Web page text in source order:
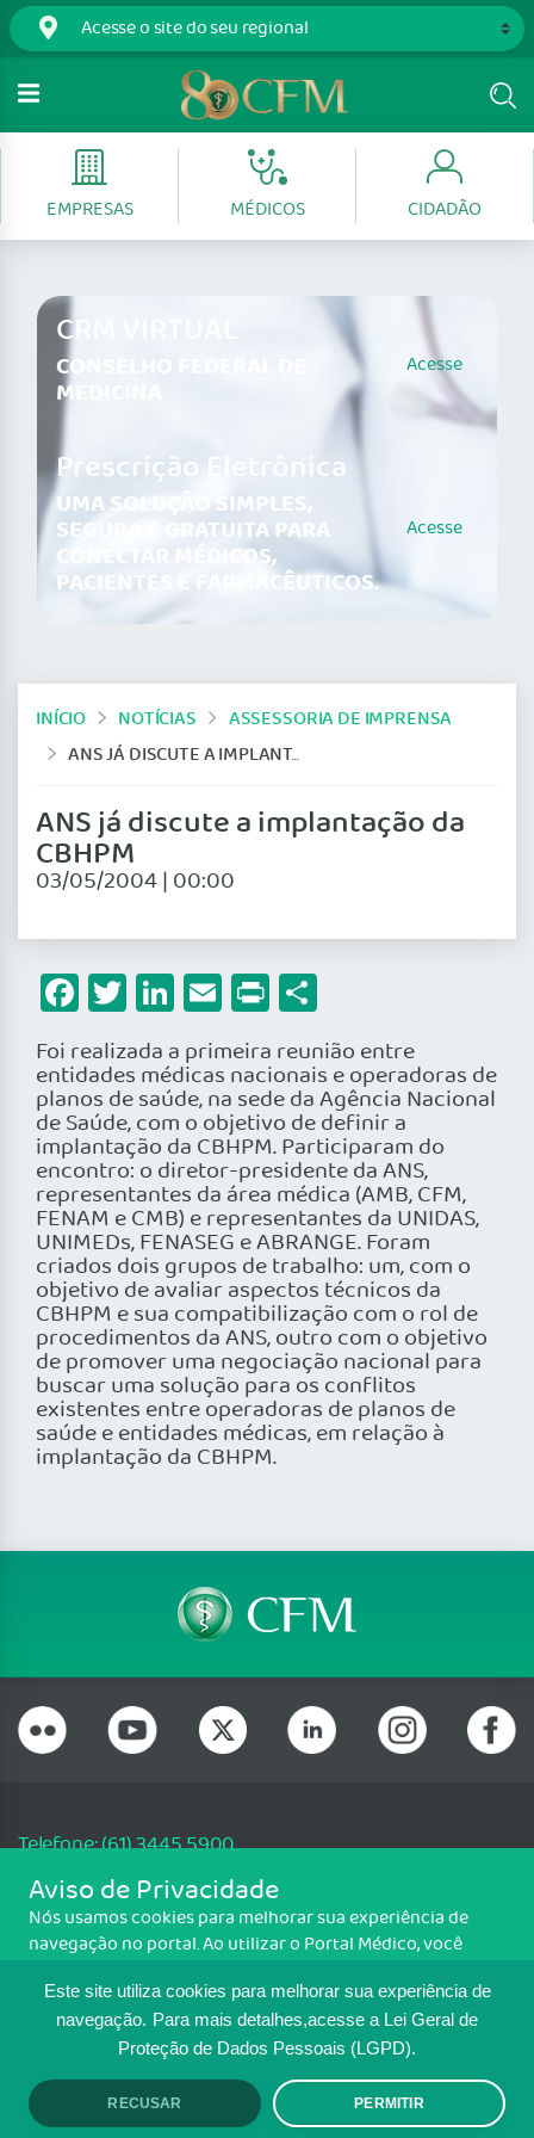
Este site utiliza cookies para melhorar sua experiência de
navegação. Para mais detalhes,acesse a Lei Geral de
Proteção de Dados Pessoais (LGPD).
RECUSAR PERMITIR
EMPRESAS MÉDICOS CIDADÃO
CRM VIRTUAL
CONSELHO FEDERAL DE
MEDICINA
Acesse
Prescrição Eletrônica
UMA SOLUÇÃO SIMPLES,
SEGURA E GRATUITA PARA
CONECTAR MÉDICOS,
PACIENTES E FARMACÊUTICOS.
Acesse
INÍCIO NOTÍCIAS
ASSESSORIA DE IMPRENSA
ANS JÁ DISCUTE A IMPLANTAÇÃO DA CBHPM
ANS já discute a implantação da
CBHPM
03/05/2004 | 00:00
Facebook
Twitter
LinkedIn
Email
Print
Foi realizada a primeira reunião entre
entidades médicas nacionais e operadoras de
planos de saúde, na sede da Agência Nacional
de Saúde, com o objetivo de definir a
implantação da CBHPM. Participaram do
encontro: o diretor-presidente da ANS,
representantes da área médica (AMB, CFM,
FENAM e CMB) e representantes da UNIDAS,
UNIMEDs, FENASEG e ABRANGE. Foram
criados dois grupos de trabalho: um, com o
objetivo de avaliar aspectos técnicos da
CBHPM e sua compatibilização com o rol de
procedimentos da ANS, outro com o objetivo
de promover uma negociação nacional para
buscar uma solução para os conflitos
existentes entre operadoras de planos de
saúde e entidades médicas, em relação à
implantação da CBHPM.
Telefone: (61) 3445 5900
Email: cfm@portalmedico.org.br
SGAS 616, Conjunto D, Lote 115, L2 Sul, Brasília/DF - CEP: 70200-760 -
CNPJ: 33.583.550/0001-30
MAPA DO SITE
TRANSPARÊNCIA E PRESTAÇÃO DE
CONTAS
Aviso de Privacidade
Nós usamos cookies para melhorar sua experiência de
navegação no portal. Ao utilizar o Portal Médico, você
Para ter mais informações sobre como isso é feito, acesse
Política de cookies. Se você concorda, clique em ACEITO.
ACEITO